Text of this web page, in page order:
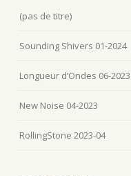
(pas de titre)
Sounding Shivers 01-2024
Longueur d’Ondes 06-2023
New Noise 04-2023
RollingStone 2023-04